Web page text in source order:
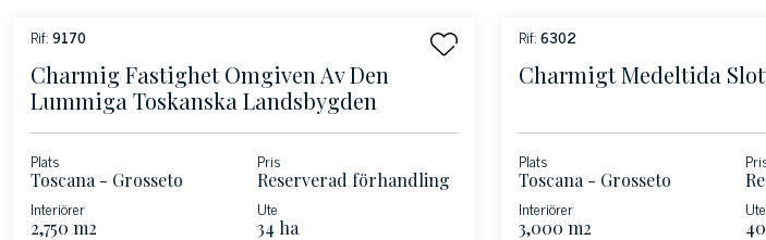
Rif:9170
Charmig Fastighet Omgiven Av Den
Lummiga Toskanska Landsbygden
Plats
Toscana - Grosseto
Pris
Reserverad förhandling
Interiörer
2,750 m2
Ute
34 ha
Rif:6302
Charmigt Medeltida
Plats
Toscana - Grosseto
Interiörer
3,000 m2
Ute